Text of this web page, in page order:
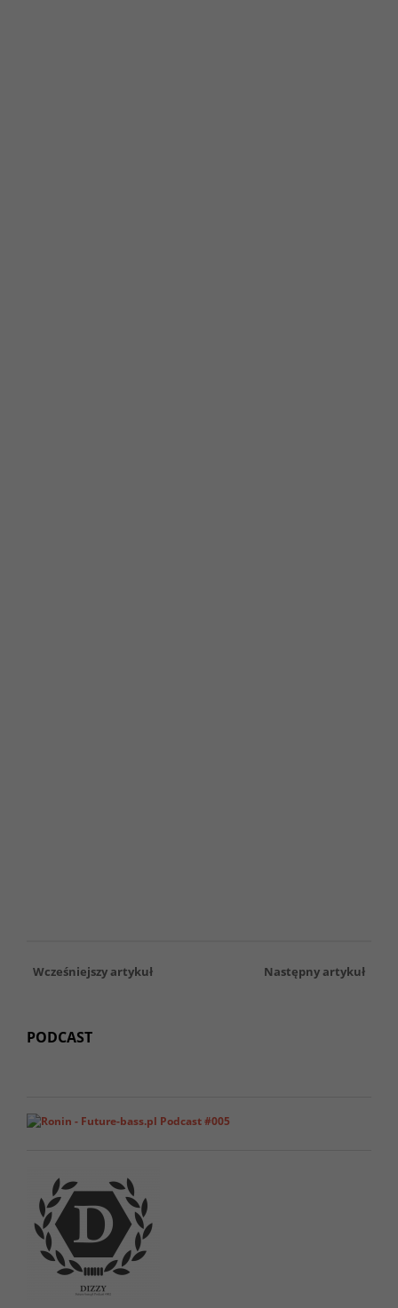
Wcześniejszy artykuł Następny artykuł
PODCAST